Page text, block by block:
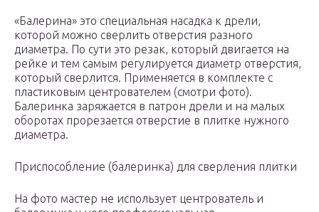
«Балерина» это специальная насадка к дрели,
которой можно сверлить отверстия разного
диаметра. По сути это резак, который двигается на
рейке и тем самым регулируется диаметр отверстия,
который сверлится. Применяется в комплекте с
пластиковым центрователем (смотри фото).
Балеринка заряжается в патрон дрели и на малых
оборотах прорезается отверстие в плитке нужного
диаметра.
Приспособление (балеринка) для сверления плитки
На фото мастер не использует центрователь и